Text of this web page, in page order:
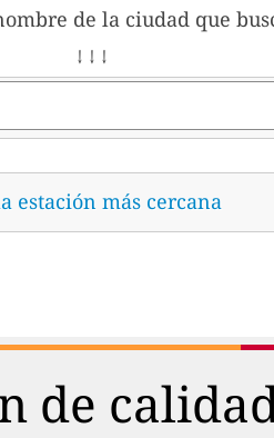
de la ciudad que
↓ ↓ ↓
estación más cercana
de